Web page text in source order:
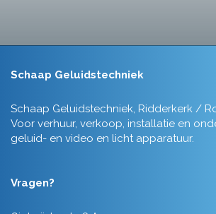
Schaap Geluidstechniek
Schaap Geluidstechniek, Ridderkerk /
Voor verhuur, verkoop, installatie en
geluid- en video en licht apparatuur.
Vragen?